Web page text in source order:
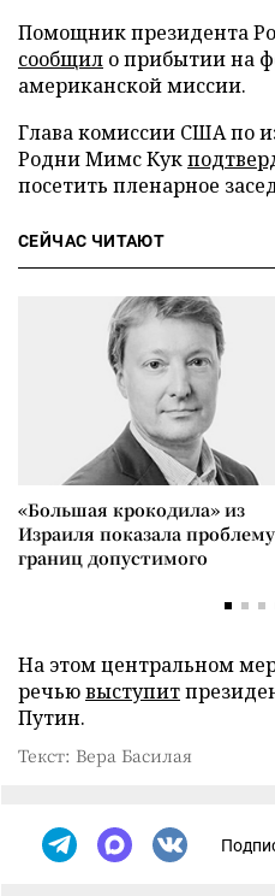
Помощник президента
сообщил о прибытии на
американской миссии.
Глава комиссии США по
Родни Мимс Кук
посетить пленарное
СЕЙЧАС ЧИТАЮТ
«Большая крокодила» из
Израиля показала проблему
границ допустимого
На этом центральном
речьювыступит
Путин.
Текст: Вера Басилая